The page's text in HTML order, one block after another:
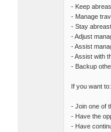
- Keep
- Manage
- Stay
- Adjust
- Assist
- Assist with
- Backup
If you want to:
- Join one of
- Have the
- Have